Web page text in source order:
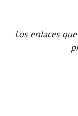
Los enlaces